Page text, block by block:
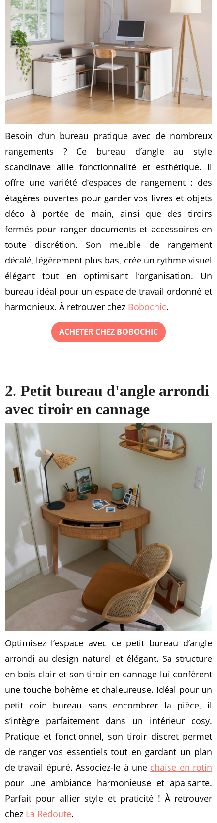
Besoin d’un bureau pratique avec de nombreux
rangements ? Ce bureau d’angle au style
scandinave allie fonctionnalité et esthétique. Il
offre une variété d’espaces de rangement : des
étagères ouvertes pour garder vos livres et objets
déco à portée de main, ainsi que des tiroirs
fermés pour ranger documents et accessoires en
toute discrétion. Son meuble de rangement
décalé, légèrement plus bas, crée un rythme visuel
élégant tout en optimisant l’organisation. Un
bureau idéal pour un espace de travail ordonné et
harmonieux. À retrouver chez Bobochic.
ACHETER CHEZ BOBOCHIC
2. Petit bureau d'angle arrondi
avec tiroir en cannage
Optimisez l’espace avec ce petit bureau d’angle
arrondi au design naturel et élégant. Sa structure
en bois clair et son tiroir en cannage lui confèrent
une touche bohème et chaleureuse. Idéal pour un
petit coin bureau sans encombrer la pièce, il
s’intègre parfaitement dans un intérieur cosy.
Pratique et fonctionnel, son tiroir discret permet
de ranger vos essentiels tout en gardant un plan
de travail épuré. Associez-le à une chaise en rotin
pour une ambiance harmonieuse et apaisante.
Parfait pour allier style et praticité ! À retrouver
chez La Redoute.